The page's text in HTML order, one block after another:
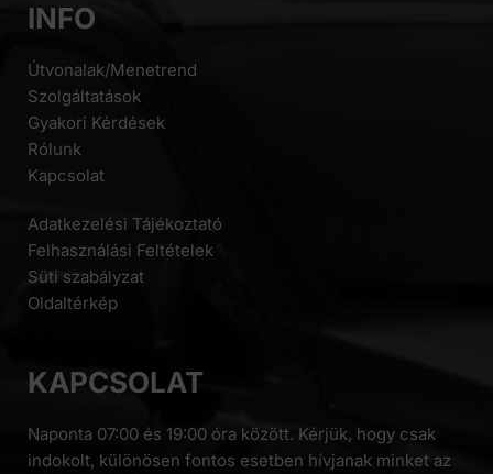
INFO
Útvonalak/Menetrend
Szolgáltatások
Gyakori Kérdések
Rólunk
Kapcsolat
Adatkezelési Tájékoztató
Felhasználási Feltételek
Süti szabályzat
Oldaltérkép
KAPCSOLAT
Naponta 07:00 és 19:00 óra között. Kérjük, hogy csak
indokolt, különösen fontos esetben hívjanak minket az